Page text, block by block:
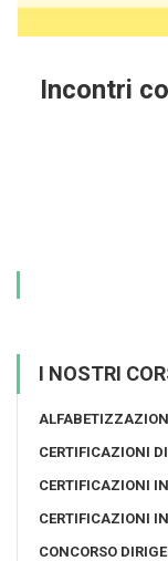
Incontri
I NOSTRI
CERTIFICAZIONI
CERTIFICAZIONI
CERTIFICAZIONI
CONCORSO